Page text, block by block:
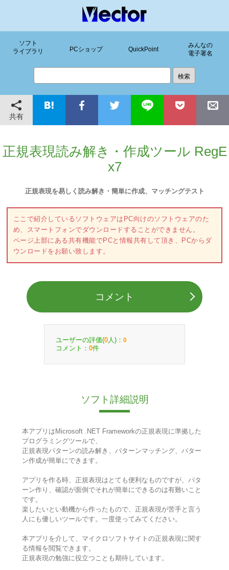
ソフト
ライブラリ
PCショップ QuickPoint
みんなの
電子署名
共有
正規表現読み解き・作成ツール RegE
x7
正規表現を易しく読み解き・簡単に作成、マッチングテスト
ここで紹介しているソフトウェアはPC向けのソフトウェアのた
め、スマートフォンでダウンロードすることができません。
ページ上部にある共有機能でPCと情報共有して頂き、PCからダ
ウンロードをお願い致します。
コメント
ユーザーの評価(0 人)： 0
コメント： 0件
ソフト詳細説明
本アプリはMicrosoft .NET Frameworkの正規表現に準拠した
プログラミングツールで、
正規表現パターンの読み解き、パターンマッチング、パター
ン作成が簡単にできます。
アプリを作る時、正規表現はとても便利なものですが、パタ
ーン作り、確認が面倒でそれが簡単にできるのは有難いこと
です。
楽したいとい動機から作ったもので、正規表現が苦手と言う
人にも優しいツールです。一度使ってみてください。
本アプリを介して、マイクロソフトサイトの正規表現に関す
る情報を閲覧できます。
正規表現の勉強に役立つことも期待しています。